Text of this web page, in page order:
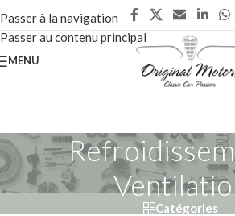
Passer à la navigation
Passer au contenu principal
MENU
Catégories